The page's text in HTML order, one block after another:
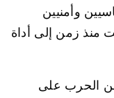
وأمنيين
منذ زمن إلى أداة
الحرب على